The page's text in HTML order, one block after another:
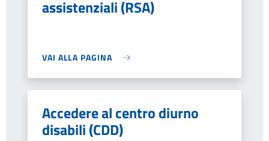
assistenziali (RSA)
VAI ALLA PAGINA
Accedere al centro diurno
disabili (CDD)